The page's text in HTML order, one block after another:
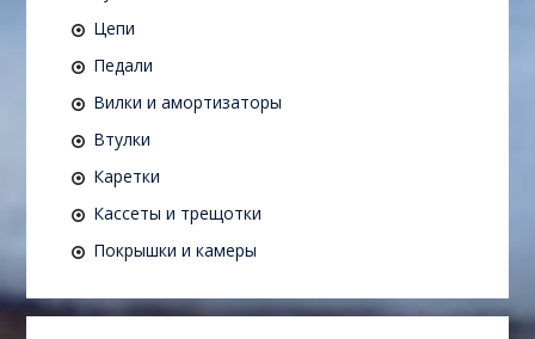
Цепи
Педали
Вилки и амортизаторы
Втулки
Каретки
Кассеты и трещотки
Покрышки и камеры